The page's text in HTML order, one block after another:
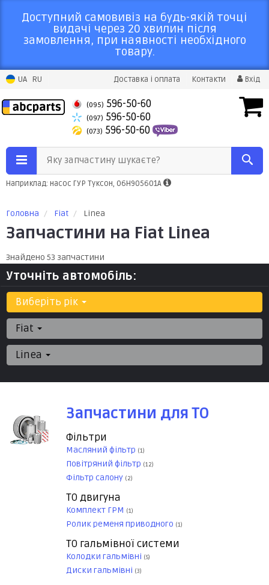
Доступний самовивіз на будь-якій точці
видачі через 20 хвилин після
замовлення, при наявності необхідного
товару.
UA RU Доставка і оплата Контакти Вхід
(095) 596-50-60
(097) 596-50-60
(073) 596-50-60
Яку запчастину шукаєте?
Наприклад: насос ГУР Туксон, 06H905601A
Головна Fiat Linea
Запчастини на Fiat Linea
Знайдено 53 запчастини
Уточніть автомобіль:
Виберіть рік
Fiat
Linea
Запчастини для ТО
Фільтри
Масляний фільтр (1)
Повітряний фільтр (12)
Фільтр салону (2)
ТО двигуна
Комплект ГРМ (1)
Ролик ременя приводного (1)
ТО гальмівної системи
Колодки гальмівні (5)
Диски гальмівні (3)